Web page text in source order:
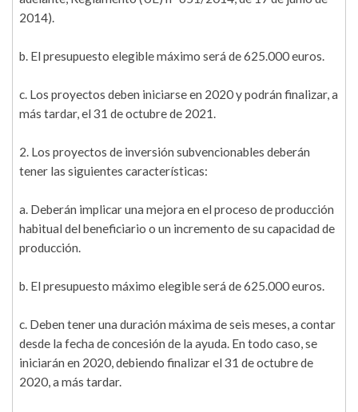
2014).
b. El presupuesto elegible máximo será de 625.000 euros.
c. Los proyectos deben iniciarse en 2020 y podrán finalizar, a
más tardar, el 31 de octubre de 2021.
2. Los proyectos de inversión subvencionables deberán
tener las siguientes características:
a. Deberán implicar una mejora en el proceso de producción
habitual del beneficiario o un incremento de su capacidad de
producción.
b. El presupuesto máximo elegible será de 625.000 euros.
c. Deben tener una duración máxima de seis meses, a contar
desde la fecha de concesión de la ayuda. En todo caso, se
iniciarán en 2020, debiendo finalizar el 31 de octubre de
2020, a más tardar.